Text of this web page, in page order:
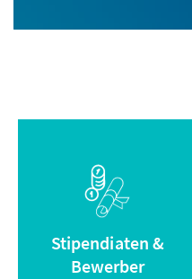
Stipendiaten &
Bewerber
Informationen
zum
Stipendium